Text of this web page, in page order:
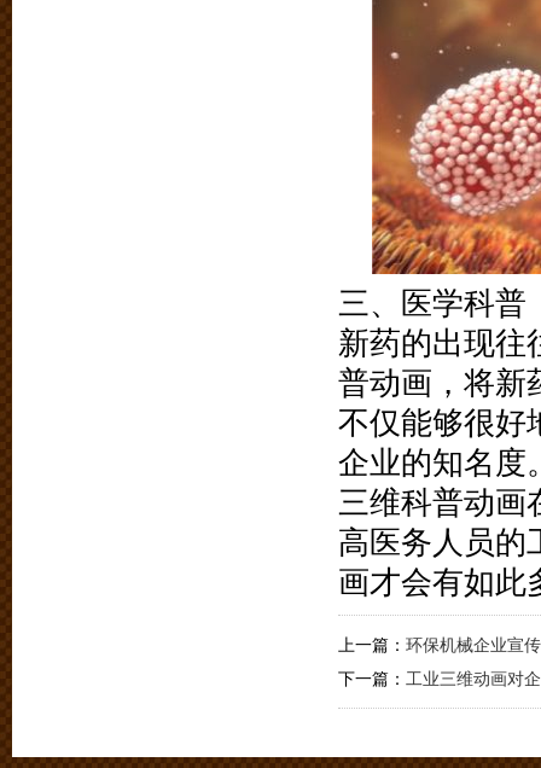
三、医学科普
新药的出现往
普动画，将新
不仅能够很好
企业的知名度
三维科普动画
高医务人员的
画才会有如此
上一篇： 环保机械企业宣
下一篇： 工业三维动画对